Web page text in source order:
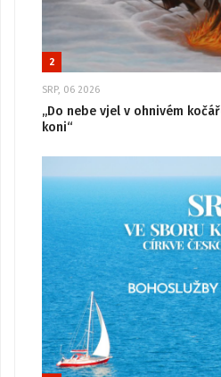
2
SRP, 06 2026
„Do nebe vjel v ohnivém
koni“